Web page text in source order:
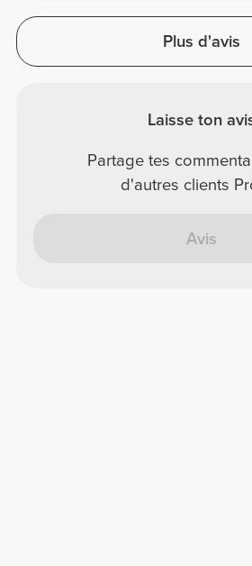
Plus d'avis
Laisse ton
Partage tes
d'autres clients
Avis